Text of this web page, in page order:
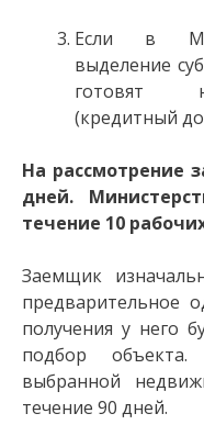
Если в
выделение
готовят
(кредитный
На рассмотрение
дней.
течение 10
Заемщик
предварительное
получения у него
подбор
выбранной
течение 90 дней.